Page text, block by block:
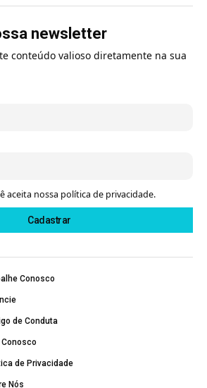
newsletter
conteúdo valioso diretamente na sua
aceita nossa política de privacidade.
Conosco
de Conduta
Conosco
de Privacidade
Nós